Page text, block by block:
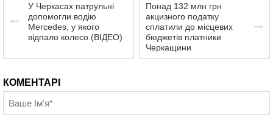
У Черкасах патрульні
допомогли водію
Mercedes, у якого
відпало колесо (ВІДЕО)
Понад 132 млн грн
акцизного податку
сплатили до місцевих
бюджетів платники
Черкащини
КОМЕНТАРІ